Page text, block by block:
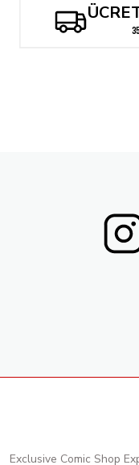
Exclusive Comic Shop